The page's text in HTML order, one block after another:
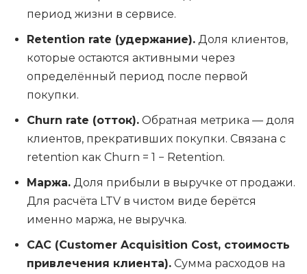
период жизни в сервисе.
Retention rate (удержание). Доля клиентов,
которые остаются активными через
определённый период после первой
покупки.
Churn rate (отток). Обратная метрика — доля
клиентов, прекративших покупки. Связана с
retention как Churn = 1 − Retention.
Маржа. Доля прибыли в выручке от продажи.
Для расчёта LTV в чистом виде берётся
именно маржа, не выручка.
CAC (Customer Acquisition Cost, стоимость
привлечения клиента). Сумма расходов на